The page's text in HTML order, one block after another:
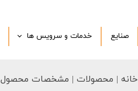
صنایع خدمات و سرویس ها
ترموکوپل و سرویس سفارشی
خانه | محصولات | مشخصات محصول